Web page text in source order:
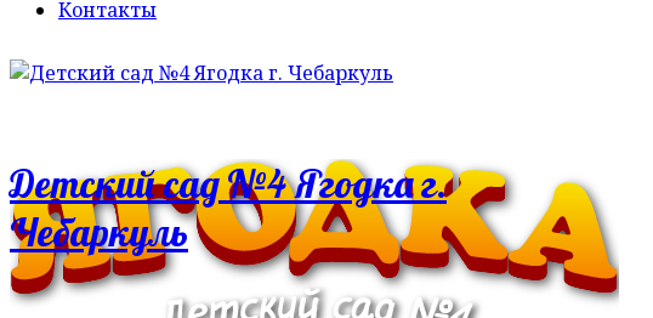
Контакты
Детский сад №4 Ягодка г.
Чебаркуль